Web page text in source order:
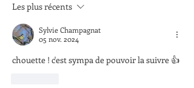
Les plus récents
Sylvie Champagnat
05 nov. 2024
chouette ! c'est sympa de pouvoir la suivre 👍